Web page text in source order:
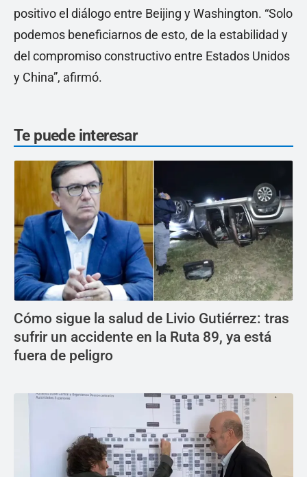
positivo el diálogo entre Beijing y Washington. “Solo
podemos beneficiarnos de esto, de la estabilidad y
del compromiso constructivo entre Estados Unidos
y China”, afirmó.
Te puede interesar
Cómo sigue la salud de Livio Gutiérrez: tras
sufrir un accidente en la Ruta 89, ya está
fuera de peligro